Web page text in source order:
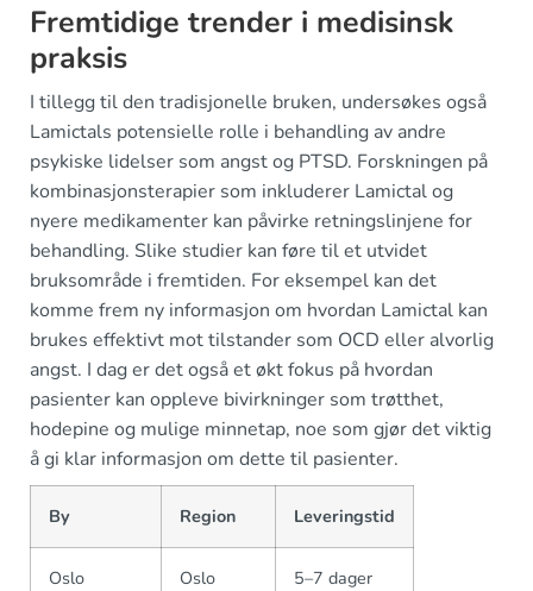
Fremtidige trender i medisinsk
praksis
I tillegg til den tradisjonelle bruken, undersøkes også
Lamictals potensielle rolle i behandling av andre
psykiske lidelser som angst og PTSD. Forskningen på
kombinasjonsterapier som inkluderer Lamictal og
nyere medikamenter kan påvirke retningslinjene for
behandling. Slike studier kan føre til et utvidet
bruksområde i fremtiden. For eksempel kan det
komme frem ny informasjon om hvordan Lamictal kan
brukes effektivt mot tilstander som OCD eller alvorlig
angst. I dag er det også et økt fokus på hvordan
pasienter kan oppleve bivirkninger som trøtthet,
hodepine og mulige minnetap, noe som gjør det viktig
å gi klar informasjon om dette til pasienter.
By Region Leveringstid
Oslo Oslo 5–7 dager